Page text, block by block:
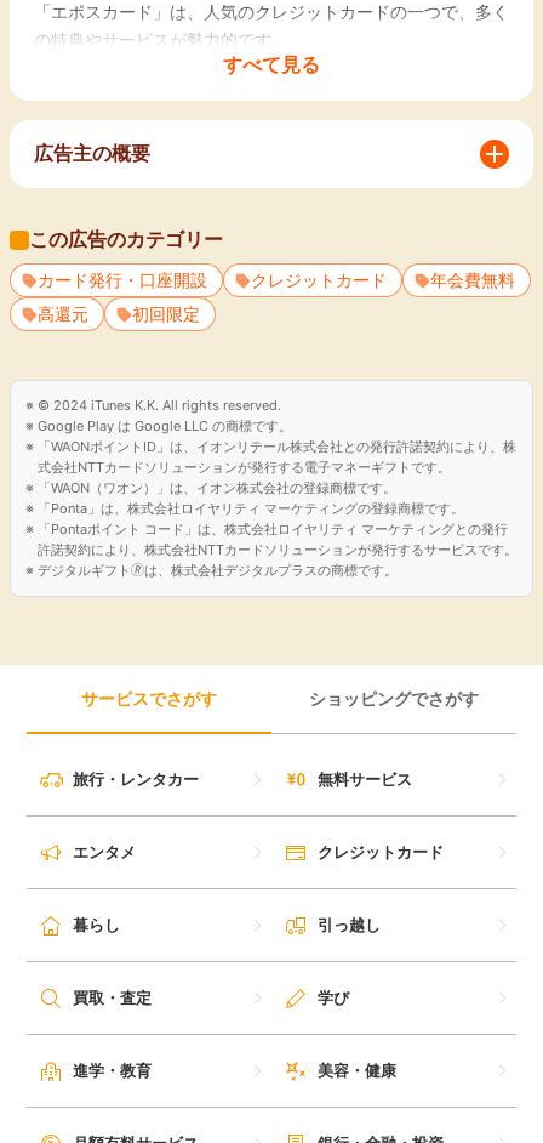
すべて見る
「エポスカード」は、人気のクレジットカードの一つで、多く
の特典やサービスが魅力的です。
エポスカードの特徴！
①豊富な券種
「エポスカード VISA」「エポスゴールドカード」「エポスプ
②ポイントサービス
マルイ店舗やマルイ通販での購入時にポイントが貯まり、さ
まざまな特典に交換できます
③年会費無料
④海外旅行保険
利用付帯の海外旅行保険があり、エポスカードでの決済を行
うことで保険が適用されます（※エポスプラチナカードは対象
外）
⑤キャッシングサービス
ATM手数料や振込手数料がかからず、気軽にキャッシング
が可能
⑥VISAタッチ決済
VISAタッチ対応店で、カードを端末に触れるだけで簡単に
ド」を発行完了すると、GMOポイ活ポイントが貯まります。
ぜひこの機会に「エポスカード」を申し込んでみましょう。
広告主の概要
カード・金融事業をさらに発展させるため、2004年10月に設
立されました。
006年3月にはエポスカードの発行を開始いたしました。
さらに2007年10月には、丸井の持株会社化に伴い、カードシ
ョッピングやキャッシングの事業を引き継ぎ、現在に至ってお
ります。
丸井グループは小売業を核とした事業展開をすすめており、当
社もグループの一員として、カード事業の発展拡大を通じて、
幅広く丸井グループをご利用いただくお客さまのご満足をいた
だくため、サービスの拡充に努めてまいります。
この広告のカテゴリー
カード発行・口座開設 クレジットカード
年会費無料
高還元
初回限定
© 2024 iTunes K.K. All rights reserved.
Google Play は Google LLC の商標です。
「WAONポイントID」は、イオンリテール株式会社との発行許諾契約により、株
式会社NTTカードソリューションが発行する電子マネーギフトです。
「WAON（ワオン）」は、イオン株式会社の登録商標です。
「Ponta」は、株式会社ロイヤリティ マーケティングの登録商標です。
「Pontaポイント コード」は、株式会社ロイヤリティ マーケティングとの発行
許諾契約により、株式会社NTTカードソリューションが発行するサービスです。
デジタルギフト🄬は、株式会社デジタルプラスの商標です。
サービスでさがす ショッピングでさがす
旅行・レンタカー 無料サービス
エンタメ クレジットカード
暮らし 引っ越し
買取・査定 学び
進学・教育 美容・健康